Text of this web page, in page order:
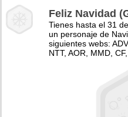
Feliz Navidad
Tienes hasta el 31
un personaje de
siguientes webs:
NTT, AOR, MMD,